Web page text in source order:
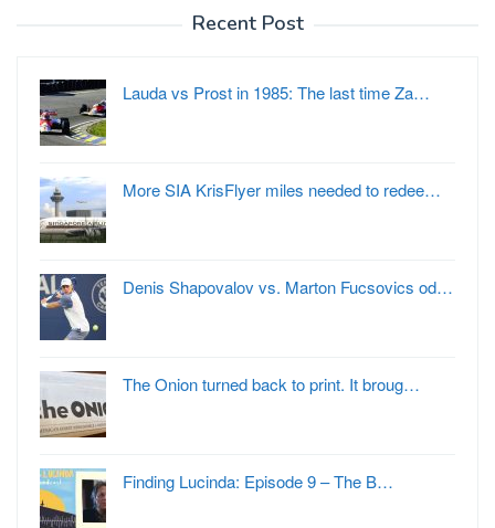
Recent Post
Lauda vs Prost in 1985: The last time Za…
More SIA KrisFlyer miles needed to redee…
Denis Shapovalov vs. Marton Fucsovics od…
The Onion turned back to print. It broug…
Finding Lucinda: Episode 9 – The B…